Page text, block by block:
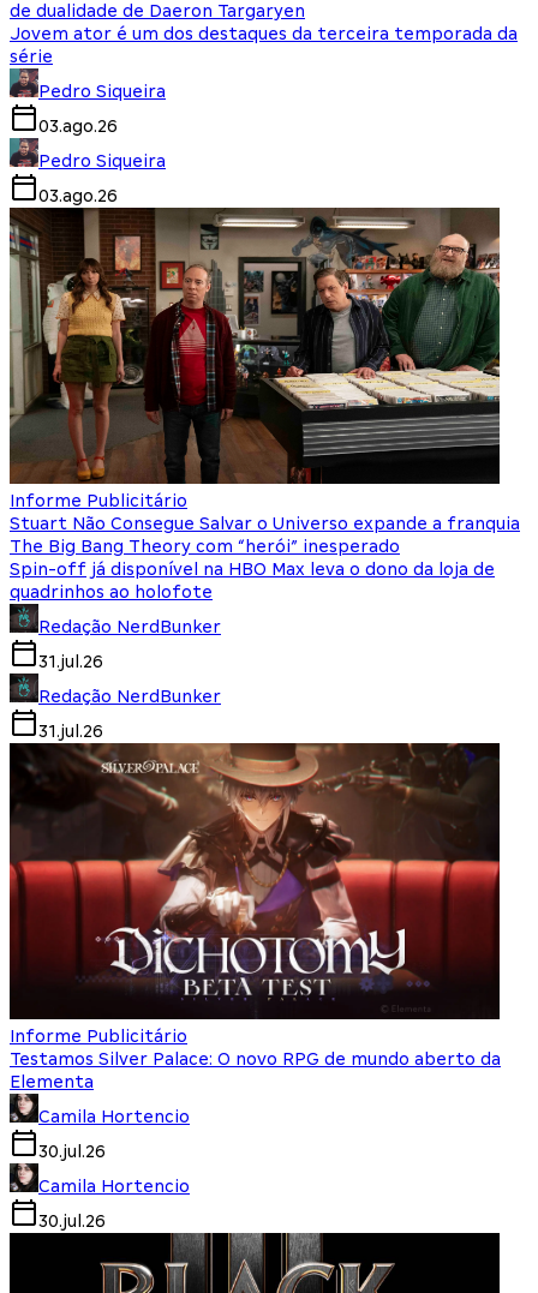
de dualidade de Daeron Targaryen
Jovem ator é um dos destaques da terceira temporada da
série
Pedro Siqueira
03.ago.26
Pedro Siqueira
03.ago.26
Informe Publicitário
Stuart Não Consegue Salvar o Universo expande a franquia
The Big Bang Theory com “herói” inesperado
Spin-off já disponível na HBO Max leva o dono da loja de
quadrinhos ao holofote
Redação NerdBunker
31.jul.26
Redação NerdBunker
31.jul.26
Informe Publicitário
Testamos Silver Palace: O novo RPG de mundo aberto da
Elementa
Camila Hortencio
30.jul.26
Camila Hortencio
30.jul.26